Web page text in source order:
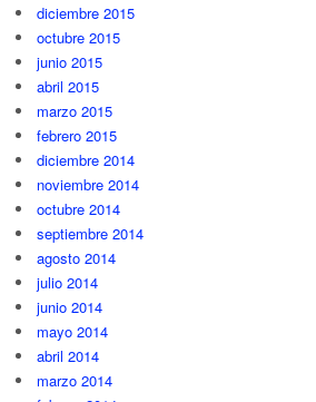
diciembre 2015
octubre 2015
junio 2015
abril 2015
marzo 2015
febrero 2015
diciembre 2014
noviembre 2014
octubre 2014
septiembre 2014
agosto 2014
julio 2014
junio 2014
mayo 2014
abril 2014
marzo 2014